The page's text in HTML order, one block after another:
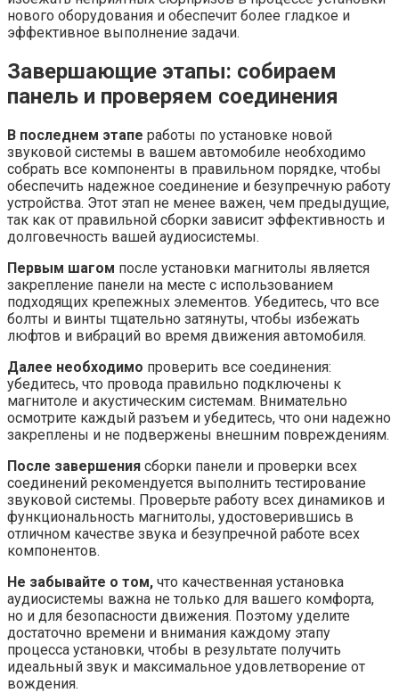
нового оборудования и обеспечит более гладкое и
эффективное выполнение задачи.
Завершающие этапы: собираем
панель и проверяем соединения
В последнем этапе работы по установке новой
звуковой системы в вашем автомобиле необходимо
собрать все компоненты в правильном порядке, чтобы
обеспечить надежное соединение и безупречную работу
устройства. Этот этап не менее важен, чем предыдущие,
так как от правильной сборки зависит эффективность и
долговечность вашей аудиосистемы.
Первым шагом после установки магнитолы является
закрепление панели на месте с использованием
подходящих крепежных элементов. Убедитесь, что все
болты и винты тщательно затянуты, чтобы избежать
люфтов и вибраций во время движения автомобиля.
Далее необходимо проверить все соединения:
убедитесь, что провода правильно подключены к
магнитоле и акустическим системам. Внимательно
осмотрите каждый разъем и убедитесь, что они надежно
закреплены и не подвержены внешним повреждениям.
После завершения сборки панели и проверки всех
соединений рекомендуется выполнить тестирование
звуковой системы. Проверьте работу всех динамиков и
функциональность магнитолы, удостоверившись в
отличном качестве звука и безупречной работе всех
компонентов.
Не забывайте о том, что качественная установка
аудиосистемы важна не только для вашего комфорта,
но и для безопасности движения. Поэтому уделите
достаточно времени и внимания каждому этапу
процесса установки, чтобы в результате получить
идеальный звук и максимальное удовлетворение от
вождения.